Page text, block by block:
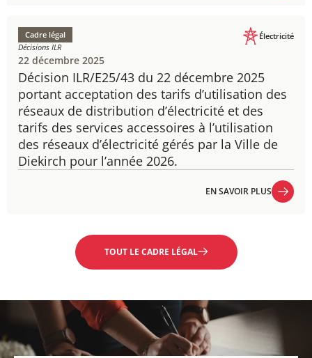
Décision ILR/E25/43 du 22 décembre 2025
portant acceptation des tarifs d’utilisation des
réseaux de distribution d’électricité et des
tarifs des services accessoires à l’utilisation
des réseaux d’électricité gérés par la Ville de
Diekirch pour l’année 2026.
Cadre légal
Décisions ILR
Électricité
22 décembre 2025
EN SAVOIR PLUS
TOUT LE CADRE LÉGAL